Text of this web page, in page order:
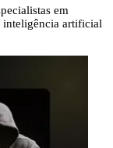
em
inteligência artificial